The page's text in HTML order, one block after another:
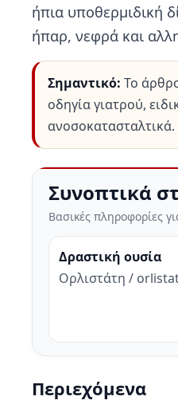
ήπια υποθερμιδική
ήπαρ, νεφρά και
Σημαντικό: Το
οδηγία γιατρού,
ανοσοκατασταλτικά.
Συνοπτικά
Βασικές πληροφορίες
Δραστική ουσία
Ορλιστάτη /
Περιεχόμενα